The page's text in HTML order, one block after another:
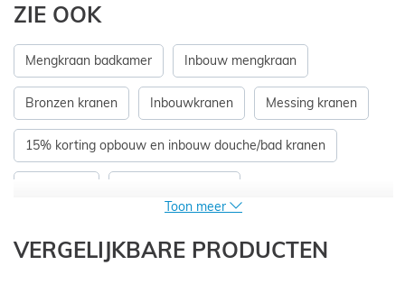
ZIE OOK
Mengkraan badkamer Inbouw mengkraan
Bronzen kranen Inbouwkranen Messing kranen
15% korting opbouw en inbouw douche/bad kranen
Toon meer
VERGELIJKBARE PRODUCTEN